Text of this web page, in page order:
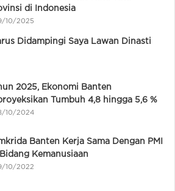
di Indonesia
10/2025
Didampingi Saya Lawan Dinasti
2025, Ekonomi Banten
Tumbuh 4,8 hingga 5,6 %
10/2024
Banten Kerja Sama Dengan PMI
Kemanusiaan
10/2022